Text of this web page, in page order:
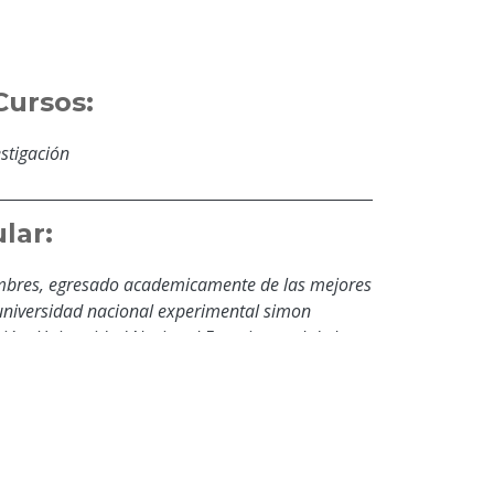
egresado academicamente de las mejores
nacional experimental simon
Universidad Nacional Experimental de los